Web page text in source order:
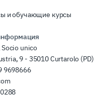
и обучающие курсы
Socio unico
9 - 35010 Curtarolo (PD)
9698666